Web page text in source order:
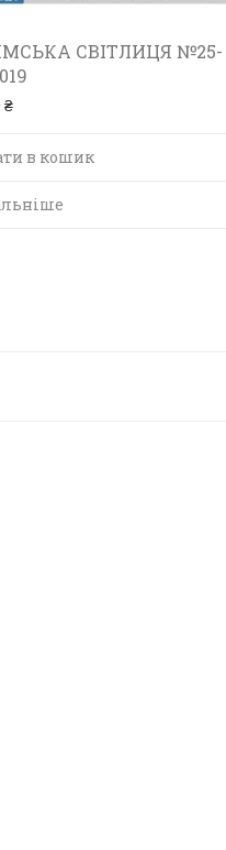
СВІТЛИЦЯ №25-
₴
в кошик